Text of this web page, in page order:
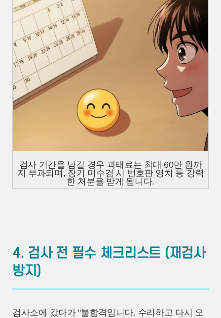
검사 기간을 넘길 경우 과태료는 최대 60만 원까
지 부과되며, 장기 미수검 시 번호판 영치 등 강력
한 처분을 받게 됩니다.
4. 검사 전 필수 체크리스트 (재검사
방지)
검사소에 갔다가 "불합격입니다. 수리하고 다시 오